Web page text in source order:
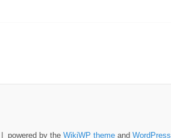
| powered by the WikiWP theme and WordPress